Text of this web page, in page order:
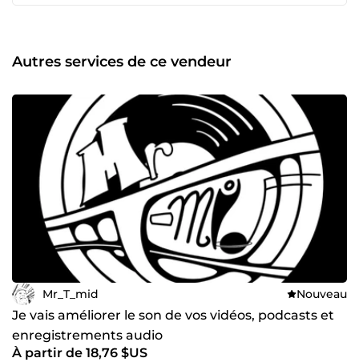
Autres services de ce vendeur
Mr_T_mid Nouveau
Je vais améliorer le son de vos vidéos, podcasts et
enregistrements audio
À partir de 18,76 $US